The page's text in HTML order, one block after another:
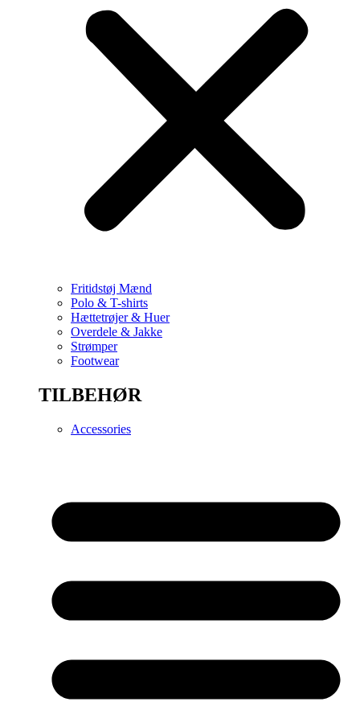
Fritidstøj Mænd
Polo & T-shirts
Hættetrøjer & Huer
Overdele & Jakke
Strømper
Footwear
TILBEHØR
Accessories